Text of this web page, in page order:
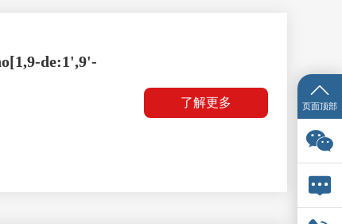
de:1',9'-
了解更多 页面顶部